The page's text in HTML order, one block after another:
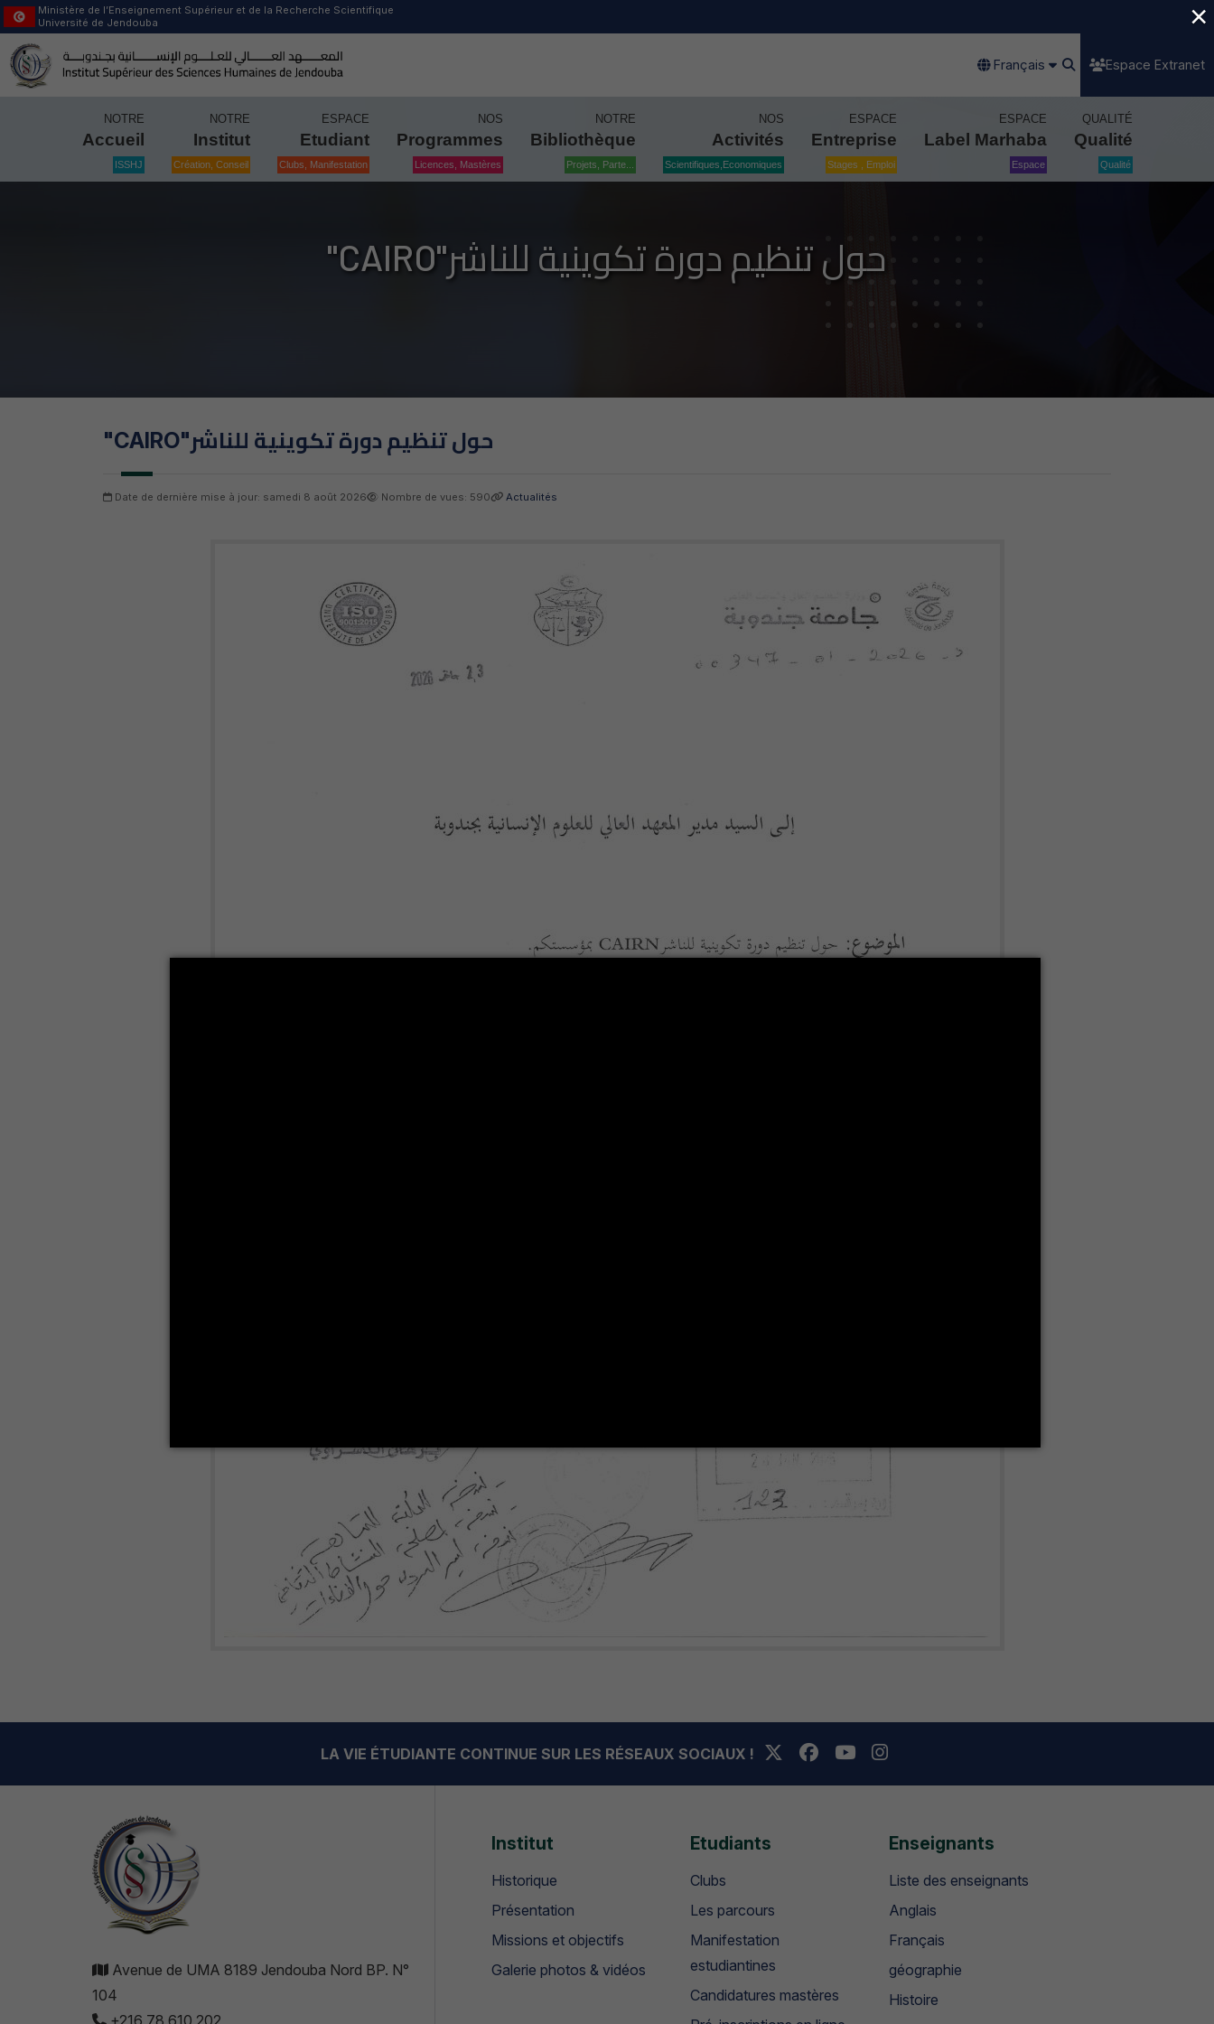
Ministère de l’Enseignement Supérieur et de la Recherche Scientifique
Université de Jendouba
Français Espace Extranet
NOTRE
Accueil
ISSHJ
NOTRE
Institut
Création, Conseil
ESPACE
Etudiant
Clubs, Manifestation
NOS
Programmes
Licences, Mastères
NOTRE
Bibliothèque
Projets, Parte...
NOS
Activités
Scientifiques,Economiques
ESPACE
Entreprise
Stages , Emploi
ESPACE
Label Marhaba
Espace
QUALITÉ
Qualité
Qualité
"CAIRO"حول تنظيم دورة تكوينية للناشر
"CAIRO"حول تنظيم دورة تكوينية للناشر
Date de dernière mise à jour: samedi 8 août 2026 Nombre de vues: 590 Actualités
LA VIE ÉTUDIANTE CONTINUE SUR LES RÉSEAUX SOCIAUX !
Avenue de UMA 8189 Jendouba Nord BP. N°
104
+216 78 610 202
Institut
Historique
Présentation
Missions et objectifs
Galerie photos & vidéos
Etudiants
Clubs
Les parcours
Manifestation
estudiantines
Candidatures mastères
Enseignants
Liste des enseignants
Anglais
Français
géographie
Histoire
×